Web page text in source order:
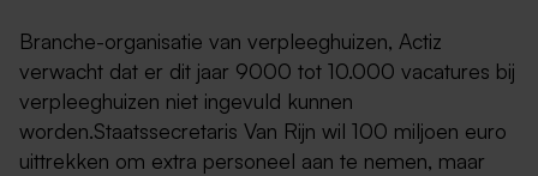
Branche-organisatie van verpleeghuizen, Actiz
verwacht dat er dit jaar 9000 tot 10.000 vacatures bij
verpleeghuizen niet ingevuld kunnen
worden.Staatssecretaris Van Rijn wil 100 miljoen euro
uittrekken om extra personeel aan te nemen, maar